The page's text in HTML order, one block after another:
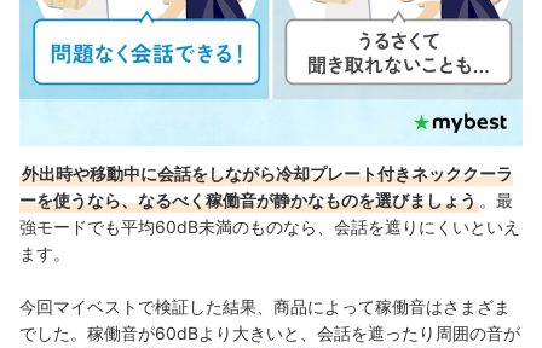
外出時や移動中に会話をしながら冷却プレート付きネッククーラ
ーを使うなら、なるべく稼働音が静かなものを選びましょう 。最
強モードでも平均60dB未満のものなら、会話を遮りにくいといえ
ます。
今回マイベストで検証した結果、商品によって稼働音はさまざま
でした。稼働音が60dBより大きいと、会話を遮ったり周囲の音が